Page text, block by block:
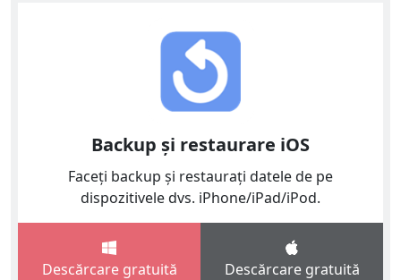
Backup și restaurare iOS
Faceți backup și restaurați datele de pe
dispozitivele dvs. iPhone/iPad/iPod.
Descărcare gratuită Descărcare gratuită